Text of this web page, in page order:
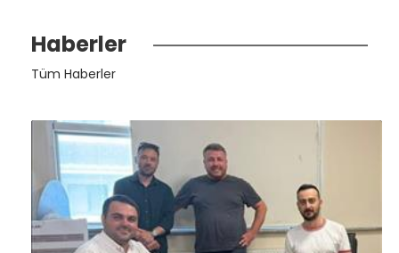
Haberler
Tüm Haberler